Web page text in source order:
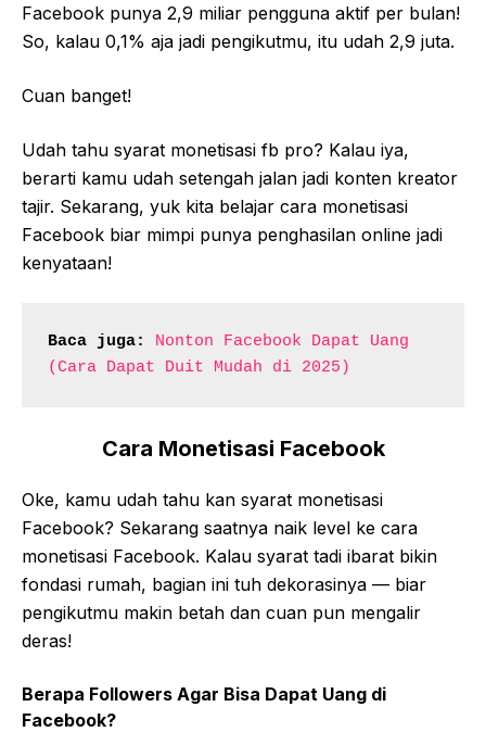
Facebook punya 2,9 miliar pengguna aktif per bulan!
So, kalau 0,1% aja jadi pengikutmu, itu udah 2,9 juta.
Cuan banget!
Udah tahu syarat monetisasi fb pro? Kalau iya,
berarti kamu udah setengah jalan jadi konten kreator
tajir. Sekarang, yuk kita belajar cara monetisasi
Facebook biar mimpi punya penghasilan online jadi
kenyataan!
Baca juga:
Nonton Facebook Dapat Uang
(Cara Dapat Duit Mudah di 2025)
Cara Monetisasi Facebook
Oke, kamu udah tahu kan syarat monetisasi
Facebook? Sekarang saatnya naik level ke cara
monetisasi Facebook. Kalau syarat tadi ibarat bikin
fondasi rumah, bagian ini tuh dekorasinya — biar
pengikutmu makin betah dan cuan pun mengalir
deras!
Berapa Followers Agar Bisa Dapat Uang di
Facebook?